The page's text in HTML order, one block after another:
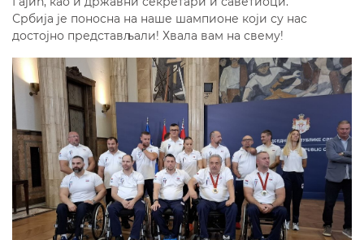
Србија је поносна на наше шампионе који су нас
достојно представљали! Хвала вам на свему!